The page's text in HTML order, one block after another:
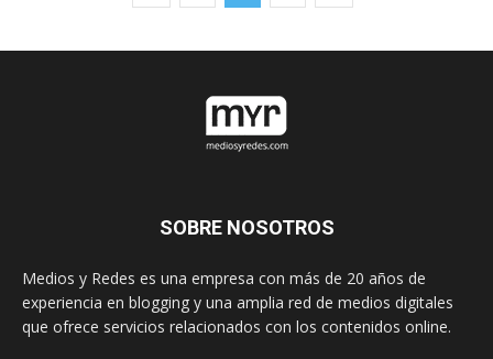
SOBRE NOSOTROS
Medios y Redes es una empresa con más de 20 años de
experiencia en blogging y una amplia red de medios digitales
que ofrece servicios relacionados con los contenidos online.